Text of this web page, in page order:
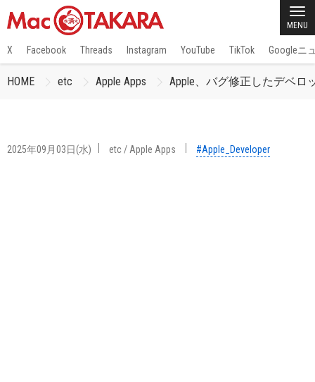
MENU
X Facebook Threads Instagram YouTube TikTok Googleニ
HOME etc Apple Apps Apple、バグ修正したデベロ
2025年09月03日(水) etc/ Apple Apps #Apple_Developer